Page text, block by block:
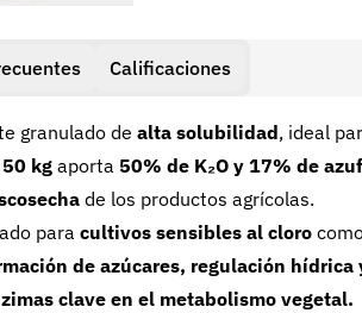
Calificaciones
granulado de alta solubilidad, ideal
50 kg aporta 50% de K₂O y 17% de
de los productos agrícolas.
para cultivos sensibles al cloro
de azúcares, regulación hídrica
clave en el metabolismo vegetal.